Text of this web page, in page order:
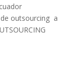
outsourcing a